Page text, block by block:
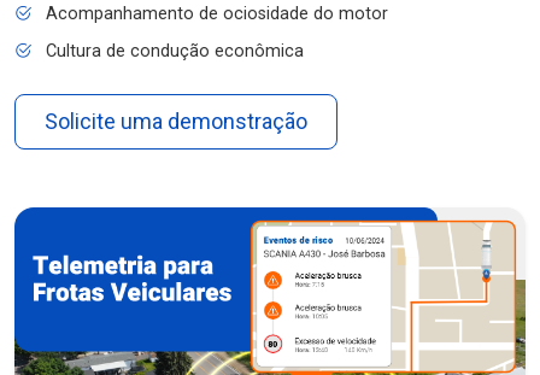
Acompanhamento de ociosidade do motor
Cultura de condução econômica
Solicite uma demonstração